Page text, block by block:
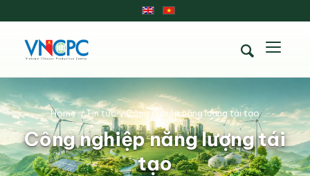
Công nghiệp năng lượng tái
tạo
Home /Tin tức /Công nghiệp năng lượng tái tạo